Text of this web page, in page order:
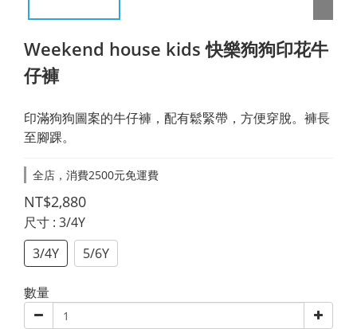
Weekend house kids 快樂狗狗印花牛
仔褲
印滿狗狗圖案的牛仔褲，配有鬆緊帶，方便穿脫。褲長
至腳踝。
全店，消費2500元免運費
NT$2,880
尺寸 : 3/4Y
3/4Y
5/6Y
數量